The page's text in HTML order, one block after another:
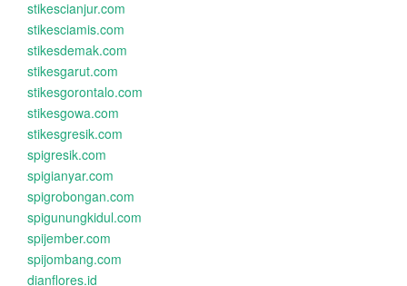
stikescianjur.com
stikesciamis.com
stikesdemak.com
stikesgarut.com
stikesgorontalo.com
stikesgowa.com
stikesgresik.com
spigresik.com
spigianyar.com
spigrobongan.com
spigunungkidul.com
spijember.com
spijombang.com
dianflores.id